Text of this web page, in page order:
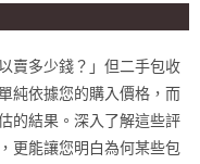
賣多少錢？」但二手包收
純依據您的購入價格，而
的結果。深入了解這些評
更能讓您明白為何某些包